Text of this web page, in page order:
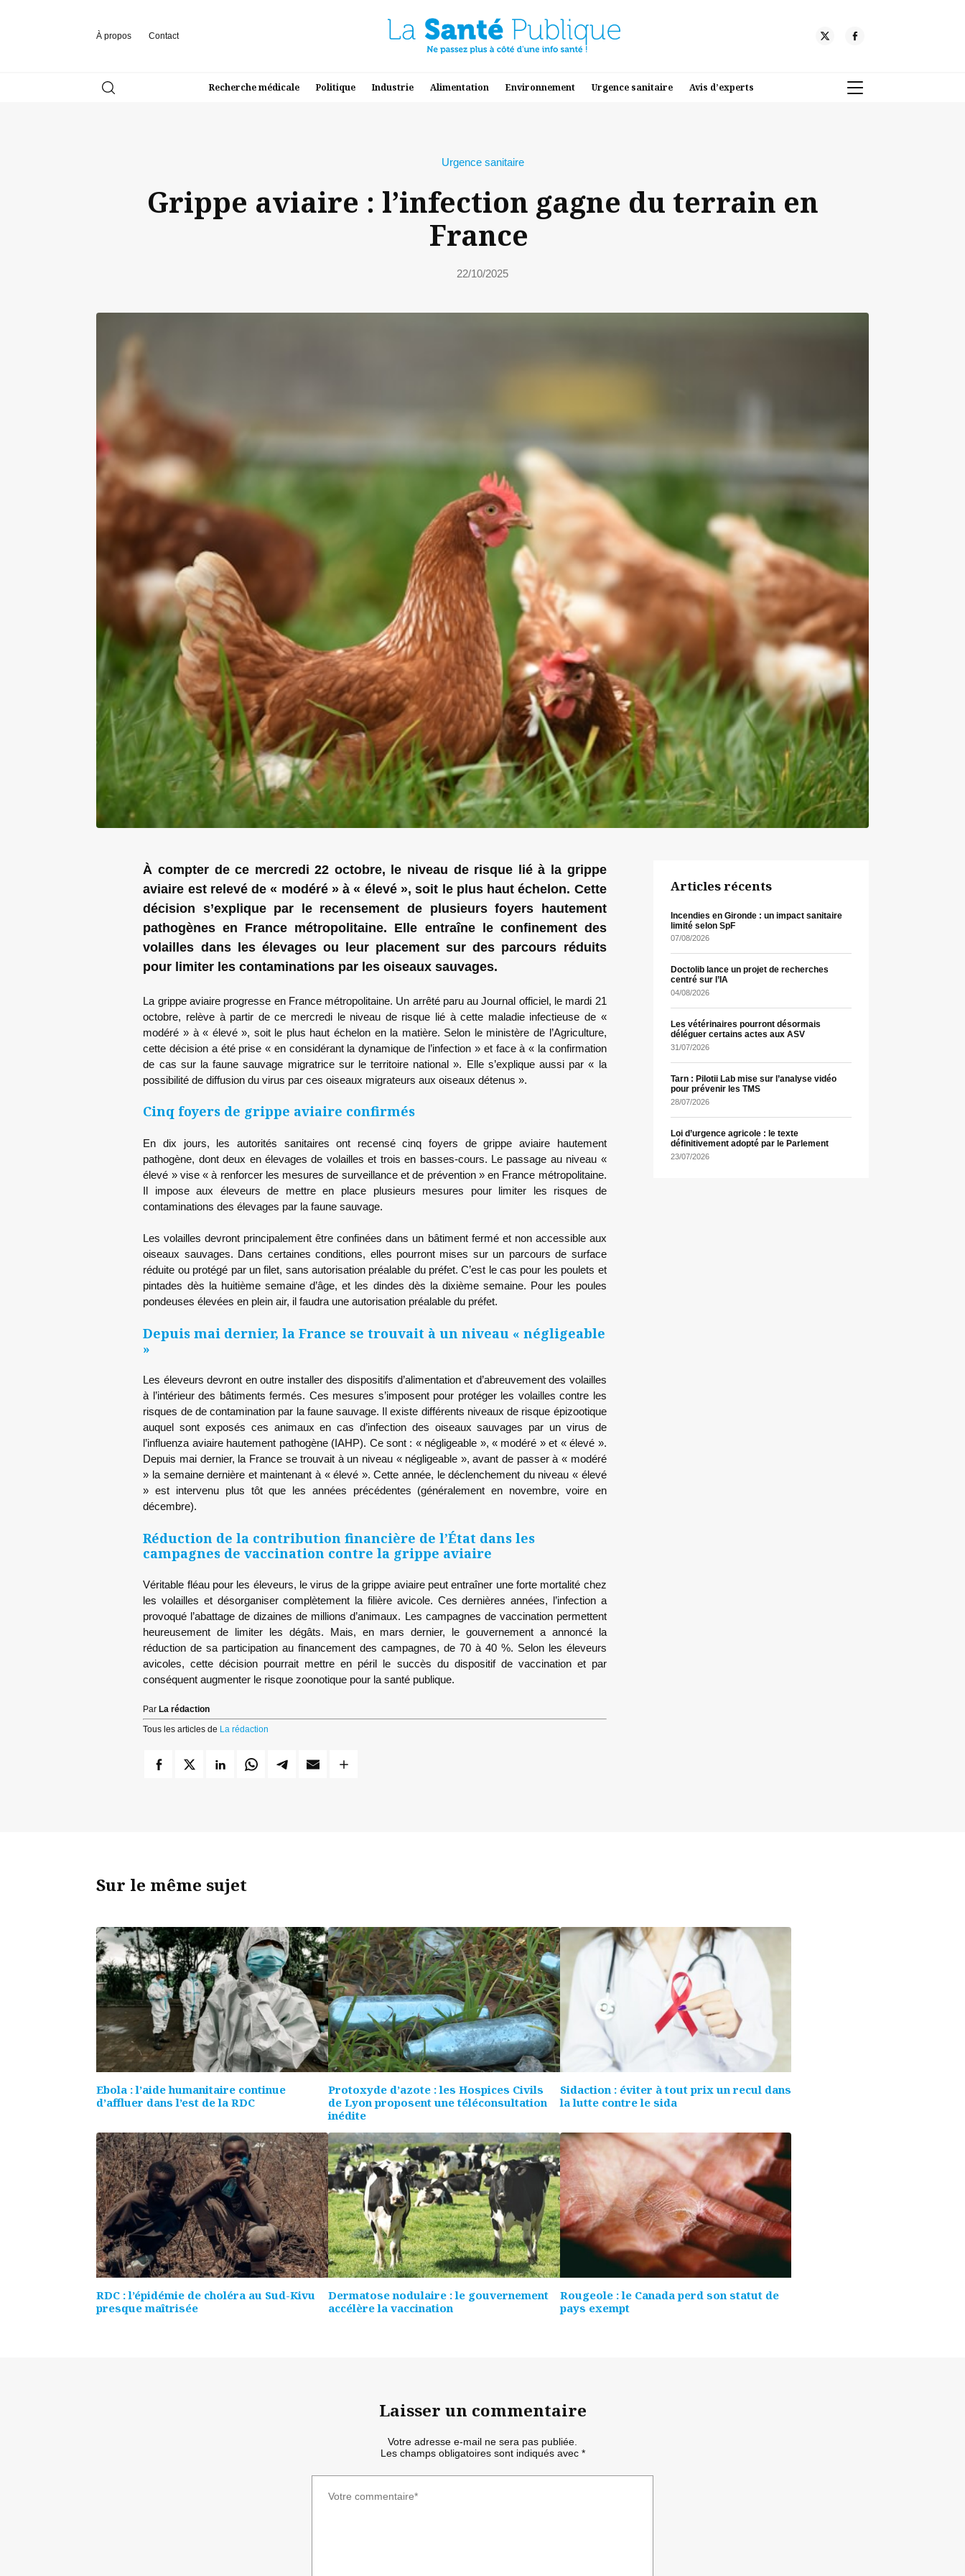
À propos Contact
Recherche médicale Politique Industrie Alimentation Environnement Urgence sanitaire Avis d’experts
Urgence sanitaire
Grippe aviaire : l’infection gagne du terrain en
France
22/10/2025
À compter de ce mercredi 22 octobre, le niveau de risque lié à la grippe
aviaire est relevé de « modéré » à « élevé », soit le plus haut échelon. Cette
décision s’explique par le recensement de plusieurs foyers hautement
pathogènes en France métropolitaine. Elle entraîne le confinement des
volailles dans les élevages ou leur placement sur des parcours réduits
pour limiter les contaminations par les oiseaux sauvages.
La grippe aviaire progresse en France métropolitaine. Un arrêté paru au Journal officiel, le mardi 21
octobre, relève à partir de ce mercredi le niveau de risque lié à cette maladie infectieuse de «
modéré » à « élevé », soit le plus haut échelon en la matière. Selon le ministère de l’Agriculture,
cette décision a été prise « en considérant la dynamique de l’infection » et face à « la confirmation
de cas sur la faune sauvage migratrice sur le territoire national ». Elle s’explique aussi par « la
possibilité de diffusion du virus par ces oiseaux migrateurs aux oiseaux détenus ».
Cinq foyers de grippe aviaire confirmés
En dix jours, les autorités sanitaires ont recensé cinq foyers de grippe aviaire hautement
pathogène, dont deux en élevages de volailles et trois en basses-cours. Le passage au niveau «
élevé » vise « à renforcer les mesures de surveillance et de prévention » en France métropolitaine.
Il impose aux éleveurs de mettre en place plusieurs mesures pour limiter les risques de
contaminations des élevages par la faune sauvage.
Les volailles devront principalement être confinées dans un bâtiment fermé et non accessible aux
oiseaux sauvages. Dans certaines conditions, elles pourront mises sur un parcours de surface
réduite ou protégé par un filet, sans autorisation préalable du préfet. C’est le cas pour les poulets et
pintades dès la huitième semaine d’âge, et les dindes dès la dixième semaine. Pour les poules
pondeuses élevées en plein air, il faudra une autorisation préalable du préfet.
Depuis mai dernier, la France se trouvait à un niveau « négligeable
»
Les éleveurs devront en outre installer des dispositifs d’alimentation et d’abreuvement des volailles
à l’intérieur des bâtiments fermés. Ces mesures s’imposent pour protéger les volailles contre les
risques de de contamination par la faune sauvage. Il existe différents niveaux de risque épizootique
auquel sont exposés ces animaux en cas d’infection des oiseaux sauvages par un virus de
l’influenza aviaire hautement pathogène (IAHP). Ce sont : « négligeable », « modéré » et « élevé ».
Depuis mai dernier, la France se trouvait à un niveau « négligeable », avant de passer à « modéré
» la semaine dernière et maintenant à « élevé ». Cette année, le déclenchement du niveau « élevé
» est intervenu plus tôt que les années précédentes (généralement en novembre, voire en
décembre).
Réduction de la contribution financière de l’État dans les
campagnes de vaccination contre la grippe aviaire
Véritable fléau pour les éleveurs, le virus de la grippe aviaire peut entraîner une forte mortalité chez
les volailles et désorganiser complètement la filière avicole. Ces dernières années, l’infection a
provoqué l’abattage de dizaines de millions d’animaux. Les campagnes de vaccination permettent
heureusement de limiter les dégâts. Mais, en mars dernier, le gouvernement a annoncé la
réduction de sa participation au financement des campagnes, de 70 à 40 %. Selon les éleveurs
avicoles, cette décision pourrait mettre en péril le succès du dispositif de vaccination et par
conséquent augmenter le risque zoonotique pour la santé publique.
Par La rédaction
Tous les articles de La rédaction
Articles récents
Incendies en Gironde : un impact sanitaire
limité selon SpF
07/08/2026
Doctolib lance un projet de recherches
centré sur l’IA
04/08/2026
Les vétérinaires pourront désormais
déléguer certains actes aux ASV
31/07/2026
Tarn : Pilotii Lab mise sur l’analyse vidéo
pour prévenir les TMS
28/07/2026
Loi d’urgence agricole : le texte
définitivement adopté par le Parlement
23/07/2026
Sur le même sujet
Ebola : l’aide humanitaire continue
d’affluer dans l’est de la RDC
Protoxyde d’azote : les Hospices Civils
de Lyon proposent une téléconsultation
inédite
Sidaction : éviter à tout prix un recul dans
la lutte contre le sida
RDC : l’épidémie de choléra au Sud-Kivu
presque maîtrisée
Dermatose nodulaire : le gouvernement
accélère la vaccination
Rougeole : le Canada perd son statut de
pays exempt
Laisser un commentaire
Votre adresse e-mail ne sera pas publiée.
Les champs obligatoires sont indiqués avec *